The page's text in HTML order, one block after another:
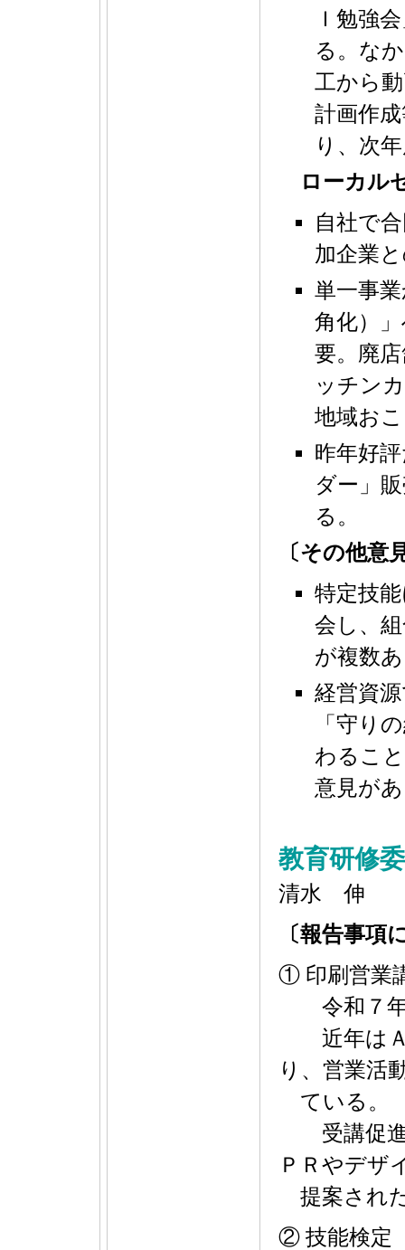
Ｉ勉強
る。な
工から
計画作
り、次
ローカル
自社で
加企業
単一事
角化）
要。廃
ッチン
地域お
昨年好
ダー」
る。
〔その他意
特定技
会し、
が複数
経営資
「守り
わるこ
意見が
教育研修
清水 伸
〔報告事項
① 印刷営業
令和７年
近年はＡ
り、営業活
ている。
受講促進
ＰＲやデザ
提案され
② 技能検定